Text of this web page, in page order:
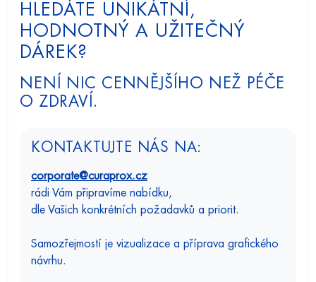
HLEDÁTE UNIKÁTNÍ,
HODNOTNÝ A UŽITEČNÝ
DÁREK?
NENÍ NIC CENNĚJŠÍHO NEŽ PÉČE
O ZDRAVÍ.
KONTAKTUJTE NÁS NA:
corporate@curaprox.cz
rádi Vám připravíme nabídku,
dle Vašich konkrétních požadavků a priorit.
Samozřejmostí je vizualizace a příprava grafického
návrhu.